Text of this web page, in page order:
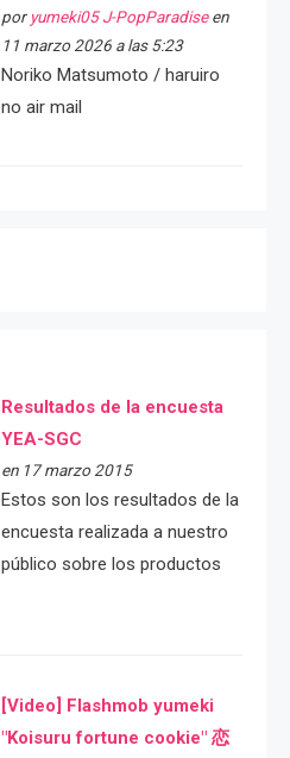
por yumeki05 J-PopParadiseen
11 marzo 2026 a las 5:23
Noriko Matsumoto / haruiro
no air mail
Resultados de la encuesta
YEA-SGC
en 17 marzo 2015
Estos son los resultados de la
encuesta realizada a nuestro
público sobre los productos
[Video] Flashmob yumeki
"Koisuru fortune cookie" 恋